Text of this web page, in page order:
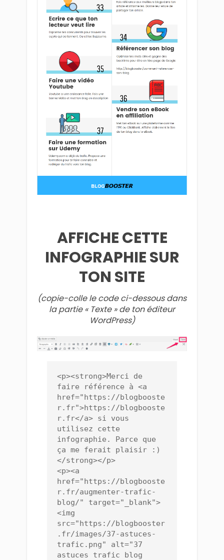
AFFICHE CETTE
INFOGRAPHIE SUR
TON SITE
(copie-colle le code ci-dessous dans
la partie « Texte » de ton éditeur
WordPress)
<p><strong>Merci de
faire référence à <a
href="https://blogbooste
r.fr">https://blogbooste
r.fr</a> si vous
utilisez cette
infographie. Parce que
ça me ferait plaisir :)
</strong></p>
<p><a
href="https://blogbooste
r.fr/augmenter-trafic-
blog/" target="_blank">
<img
src="https://blogbooster
.fr/images/37-astuces-
trafic.png" alt="37
astuces trafic blog